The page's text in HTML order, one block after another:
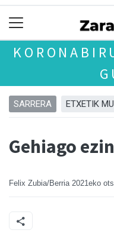
SARRERA ETXETIK
Gehiago
Felix Zubia/Berria 2021eko